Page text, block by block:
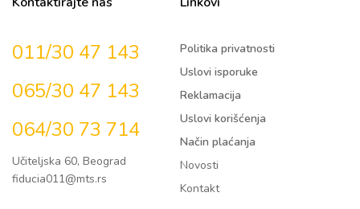
011/30 47 143
065/30 47 143
064/30 73 714
Učiteljska 60, Beograd
fiducia011@mts.rs
Politika privatnosti
Uslovi isporuke
Reklamacija
Uslovi korišćenja
Način plaćanja
Novosti
Kontakt